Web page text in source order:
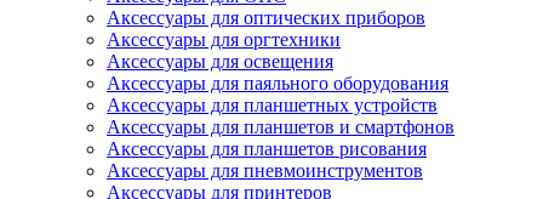
Аксессуары для оптических приборов
Аксессуары для оргтехники
Аксессуары для освещения
Аксессуары для паяльного оборудования
Аксессуары для планшетных устройств
Аксессуары для планшетов и смартфонов
Аксессуары для планшетов рисования
Аксессуары для пневмоинструментов
Аксессуары для принтеров